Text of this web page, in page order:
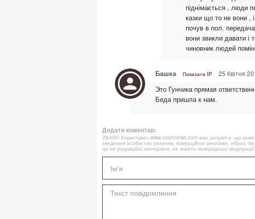
піднімається , люди
казки що то не вони ,
почув в пол.
вони звикли давати і
чиновник людей
Башка Показати IP 25 Квітня
Это Гунчика прямая
Беда пришла к нам.
Додати коментар:
УВАГА! Користувач www.volynnews.com має розуміти, що
зведення особистих рахунків, комерційної реклами, образ,
це не редакційні матеріали, не мають попередньої